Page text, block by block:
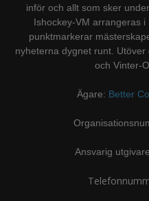
inför och allt som sker
Ishockey-VM arrangeras
punktmarkerar
nyheterna dygnet runt.
och Vinter-
Ägare: Better
Ansvarig